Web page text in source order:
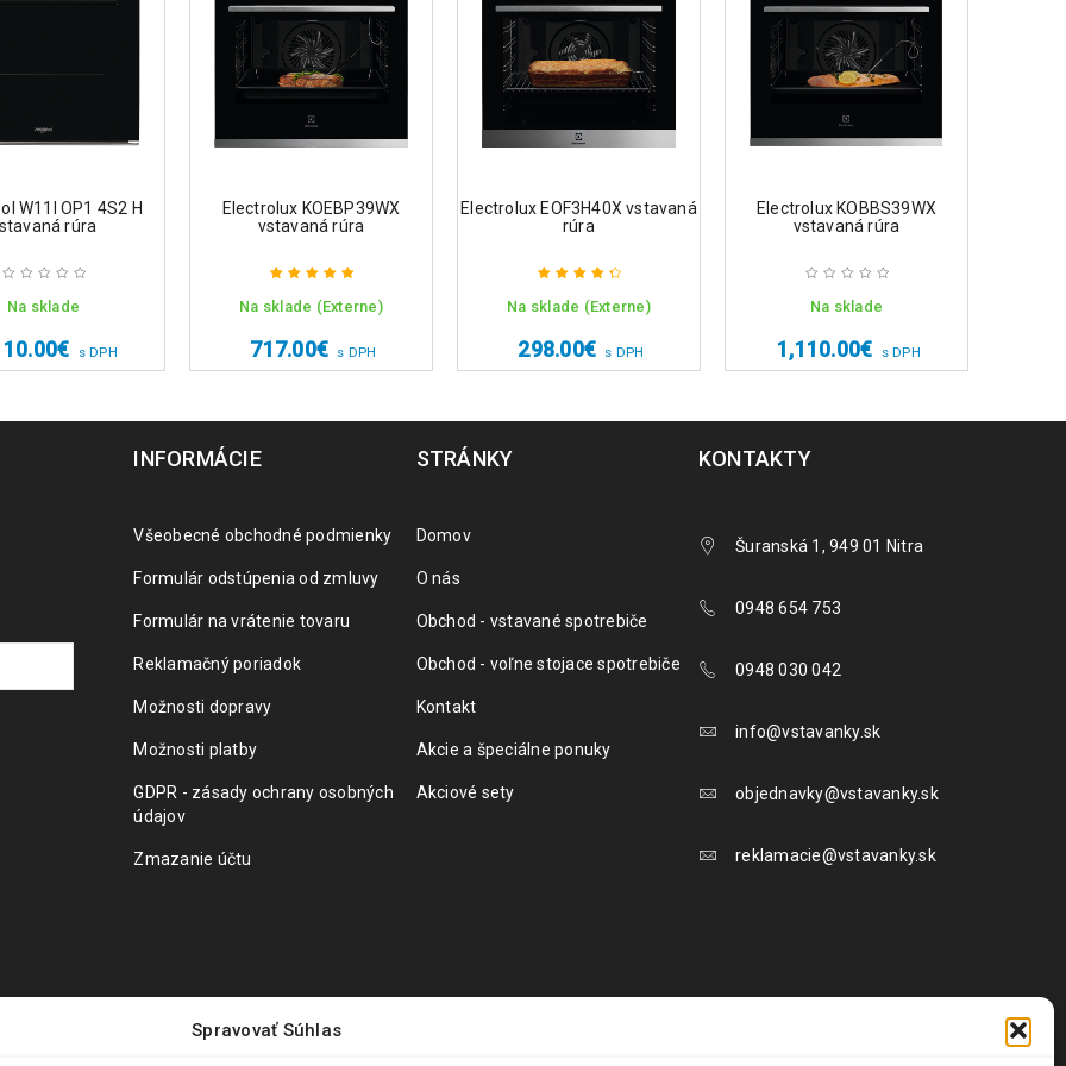
Spravovať Súhlas
W11I OP1 4S2 H
rúra
Na sklade
€ s DPH
Electrolux KOEBP39WX
vstavaná rúra
Hodnotenie
Na sklade (Externe)
717.00€ s DPH
Electrolux EOF3H40X vstavaná
rúra
Hodnotenie
Na sklade (Externe)
298.00€ s DPH
Electrolux KOBBS39WX
vstavaná rúra
Na sklade
1,110.00€ s DPH
INFORMÁCIE
Všeobecné obchodné podmienky
Formulár odstúpenia od zmluvy
Formulár na vrátenie tovaru
Reklamačný poriadok
Možnosti dopravy
Možnosti platby
GDPR - zásady ochrany osobných
údajov
Zmazanie účtu
STRÁNKY
Domov
O nás
Obchod - vstavané spotrebiče
Obchod - voľne stojace spotrebiče
Kontakt
Akcie a špeciálne ponuky
Akciové sety
KONTAKTY
Šuranská 1, 949 01 Nitra
0948 654 753
0948 030 042
info@vstavanky.sk
objednavky@vstavanky.sk
reklamacie@vstavanky.sk